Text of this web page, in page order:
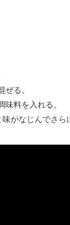
る。
料を入れる。
がなじんでさら